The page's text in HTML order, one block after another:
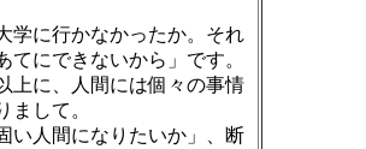
学に行かなかったか。それ
てにできないから」です。
上に、人間には個々の事情
まして。
い人間になりたいか」、断